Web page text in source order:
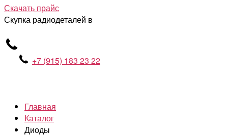
Скачать прайс
Скупка радиодеталей в
+7 (915) 183 23 22
Главная
Каталог
Диоды